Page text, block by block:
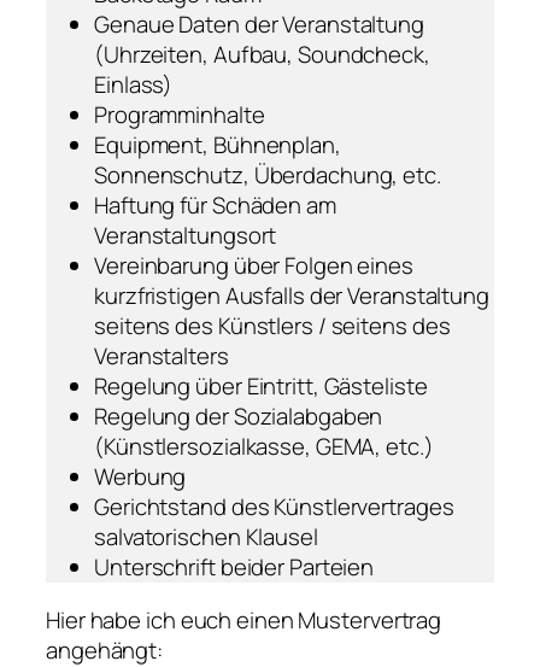
Genaue Daten der Veranstaltung
(Uhrzeiten, Aufbau, Soundcheck,
Einlass)
Programminhalte
Equipment, Bühnenplan,
Sonnenschutz, Überdachung, etc.
Haftung für Schäden am
Veranstaltungsort
Vereinbarung über Folgen eines
kurzfristigen Ausfalls der Veranstaltung
seitens des Künstlers / seitens des
Veranstalters
Regelung über Eintritt, Gästeliste
Regelung der Sozialabgaben
(Künstlersozialkasse, GEMA, etc.)
Werbung
Gerichtstand des Künstlervertrages
salvatorischen Klausel
Unterschrift beider Parteien
Hier habe ich euch einen Mustervertrag
angehängt: